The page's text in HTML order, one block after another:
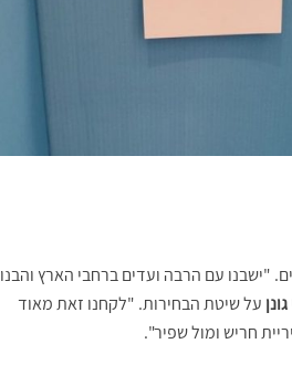
"ישבנו עם הרבה ועדים ברחבי הארץ והבנו
על שיטת הבחירות. "לקחנו זאת מאוד
חריש ומול שפיר".